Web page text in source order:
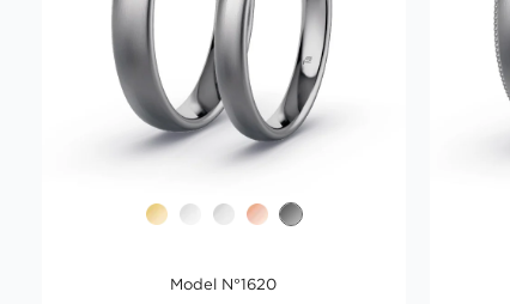
Model N°1620